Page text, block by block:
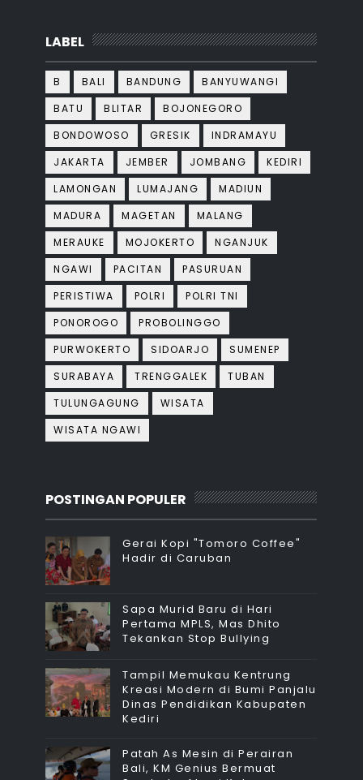
LABEL
B BALI BANDUNG
BANYUWANGI
BATU
BLITAR
BOJONEGORO
BONDOWOSO
GRESIK
INDRAMAYU
JAKARTA
JEMBER JOMBANG
KEDIRI
LAMONGAN
LUMAJANG
MADIUN
MADURA
MAGETAN
MALANG
MERAUKE
MOJOKERTO
NGANJUK
NGAWI
PACITAN
PASURUAN
PERISTIWA
POLRI
POLRI TNI
PONOROGO
PROBOLINGGO
PURWOKERTO
SIDOARJO
SUMENEP
SURABAYA
TRENGGALEK
TUBAN
TULUNGAGUNG
WISATA
WISATA NGAWI
POSTINGAN POPULER
Gerai Kopi "Tomoro Coffee"
Hadir di Caruban
Sapa Murid Baru di Hari
Pertama MPLS, Mas Dhito
Tekankan Stop Bullying
Tampil Memukau Kentrung
Kreasi Modern di Bumi Panjalu
Dinas Pendidikan Kabupaten
Kediri
Patah As Mesin di Perairan
Bali, KM Genius Bermuat